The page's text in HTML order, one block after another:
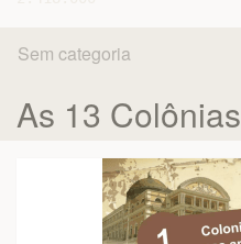
Sem categoria
As 13 Colônias